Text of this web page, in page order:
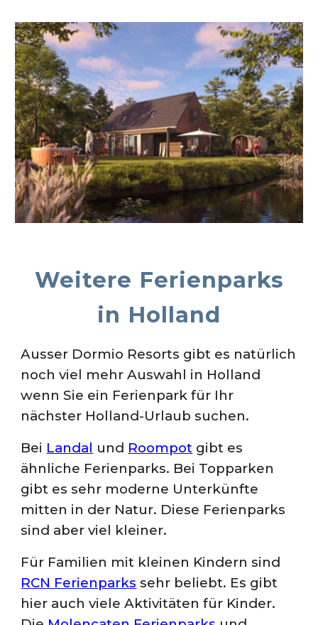
Weitere Ferienparks
in Holland
Ausser Dormio Resorts gibt es natürlich
noch viel mehr Auswahl in Holland
wenn Sie ein Ferienpark für Ihr
nächster Holland-Urlaub suchen.
Bei Landal und Roompot gibt es
ähnliche Ferienparks. Bei Topparken
gibt es sehr moderne Unterkünfte
mitten in der Natur. Diese Ferienparks
sind aber viel kleiner.
Für Familien mit kleinen Kindern sind
RCN Ferienparks sehr beliebt. Es gibt
hier auch viele Aktivitäten für Kinder.